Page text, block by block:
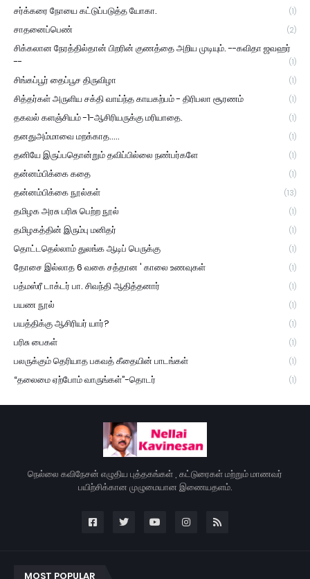
சர்க்கரை நோயை கட்டுப்படுத்த யோகா. (1)
சாதனைப்பெண் (2)
சிக்கலான நேரத்தில்தான் பிறரின் குணத்தை அறிய முடியும். --கவிதா ஜவஹர்
--
(1)
சிங்கப்பூர் தைப்பூச திருவிழா (1)
சித்தர்கள் அருளிய சக்தி வாய்ந்த காயகற்பம் - திரிபலா சூரணம் (1)
தகவல் களஞ்சியம் -1-ஆசிரியருக்கு மரியாதை. (1)
தனதுஅம்மாவை மறக்காத..... (1)
தனியே இருப்பதொன்றும் தவிப்பில்லை நண்பர்களே (1)
தன்னம்பிக்கை கதை (1)
தன்னம்பிக்கை நூல்கள் (13)
தமிழக அரசு பரிசு பெற்ற நூல் (1)
தமிழகத்தின் இரும்பு மனிதர் (1)
தொட்டதெல்லாம் துலங்க ஆடிப் பெருக்கு (1)
தோசை இல்லாத 6 வகை சத்தான ' காலை உணவுகள் (1)
பத்மஸ்ரீ டாக்டர் பா. சிவந்தி ஆதித்தனார் (1)
பயண நூல் (1)
பயத்திக்கு ஆசிரியர் யார்? (1)
பரிசு பைகள் (1)
பலருக்கும் தெரியாத பகவத் கீதையின் பாடங்கள் (1)
“தலைமை ஏற்போம் வாருங்கள்”-தொடர் (1)
நெல்லை கவிநேசன் எழுதிய புத்தகங்கள் , கட்டுரைகள் மற்றும் மாணவர்
பயிற்சிக்கான முழுமையான இணையதளம்.
MOST POPULAR